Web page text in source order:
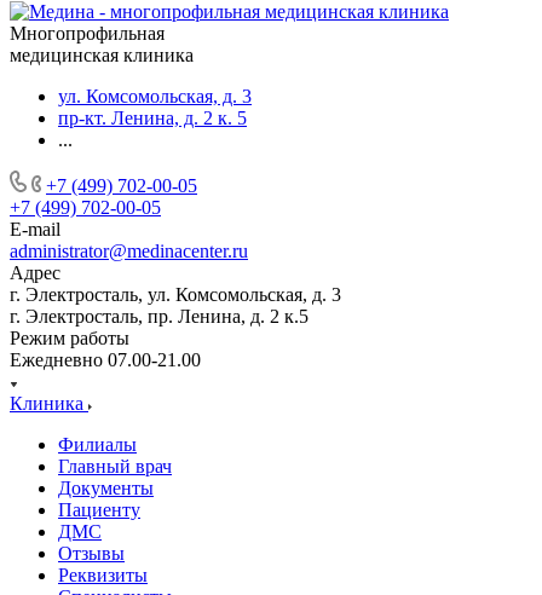
Многопрофильная
медицинская клиника
ул. Комсомольская, д. 3
пр-кт. Ленина, д. 2 к. 5
...
+7 (499) 702-00-05
+7 (499) 702-00-05
E-mail
administrator@medinacenter.ru
Адрес
г. Электросталь, ул. Комсомольская, д. 3
г. Электросталь, пр. Ленина, д. 2 к.5
Режим работы
Ежедневно 07.00-21.00
Клиника
Филиалы
Главный врач
Документы
Пациенту
ДМС
Отзывы
Реквизиты